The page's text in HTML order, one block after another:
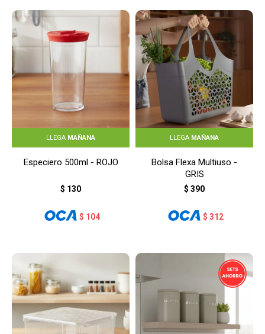
LLEGA MAÑANA
Especiero 500ml - ROJO
$ 130
$ 104
LLEGA MAÑANA
Bolsa Flexa Multiuso -
GRIS
$ 390
$ 312